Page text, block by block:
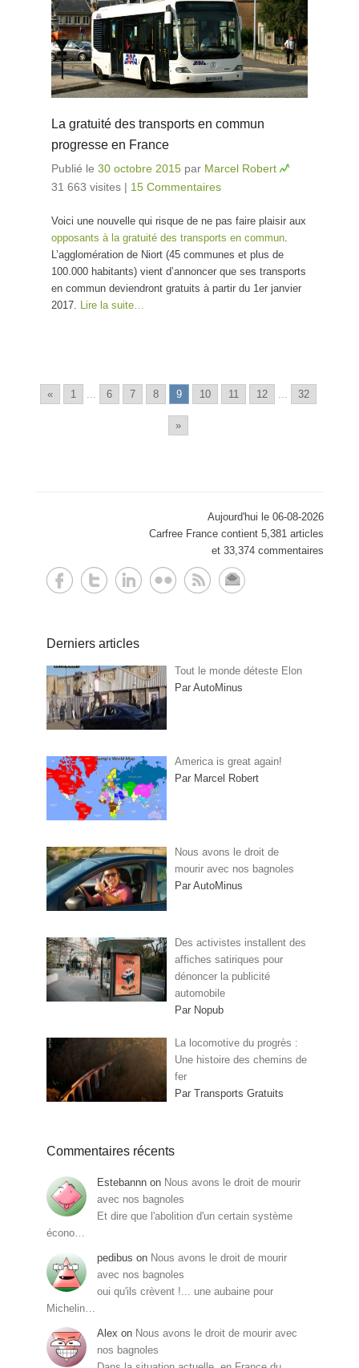
La gratuité des transports en commun
progresse en France
Publié le 30 octobre 2015 par Marcel Robert
31 663 visites | 15 Commentaires
Voici une nouvelle qui risque de ne pas faire plaisir aux
opposants à la gratuité des transports en commun
L’agglomération de Niort (45 communes et plus de
100.000 habitants) vient d’annoncer que ses transports
en commun deviendront gratuits à partir du 1er janvier
2017. Lire la suite…
« 1 6 7 8 9 10 11 12 32
»
Aujourd'hui le 06-08-2026
Carfree France contient 5,381 articles
et 33,374 commentaires
Derniers articles
Tout le monde déteste Elon
Par AutoMinus
America is great again!
Par Marcel Robert
Nous avons le droit de
mourir avec nos bagnoles
Par AutoMinus
Des activistes installent des
affiches satiriques pour
dénoncer la publicité
automobile
Par Nopub
La locomotive du progrès :
Une histoire des chemins de
fer
Par Transports Gratuits
Commentaires récents
Estebannn on Nous avons le droit de mourir
avec nos bagnoles
Et dire que l'abolition d'un certain système
écono…
pedibus on Nous avons le droit de mourir
avec nos bagnoles
oui qu'ils crèvent !... une aubaine pour
Michelin…
Alex on Nous avons le droit de mourir avec
nos bagnoles